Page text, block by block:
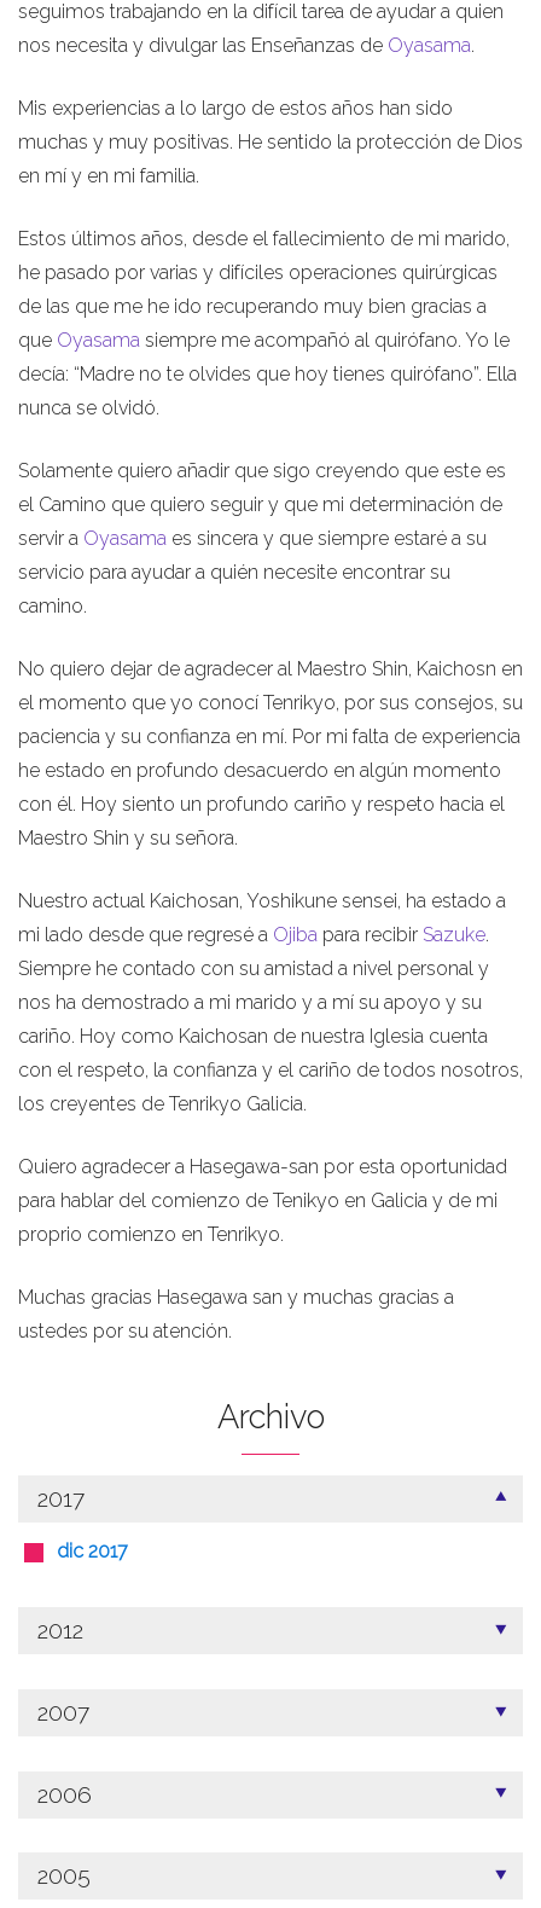
seguimos trabajando en la difícil tarea de ayudar a quien
nos necesita y divulgar las Enseñanzas de Oyasama.
Mis experiencias a lo largo de estos años han sido
muchas y muy positivas. He sentido la protección de Dios
en mí y en mi familia.
Estos últimos años, desde el fallecimiento de mi marido,
he pasado por varias y difíciles operaciones quirúrgicas
de las que me he ido recuperando muy bien gracias a
que Oyasama siempre me acompañó al quirófano. Yo le
decía: “Madre no te olvides que hoy tienes quirófano”. Ella
nunca se olvidó.
Solamente quiero añadir que sigo creyendo que este es
el Camino que quiero seguir y que mi determinación de
servir a Oyasama es sincera y que siempre estaré a su
servicio para ayudar a quién necesite encontrar su
camino.
No quiero dejar de agradecer al Maestro Shin, Kaichosn en
el momento que yo conocí Tenrikyo, por sus consejos, su
paciencia y su confianza en mí. Por mi falta de experiencia
he estado en profundo desacuerdo en algún momento
con él. Hoy siento un profundo cariño y respeto hacia el
Maestro Shin y su señora.
Nuestro actual Kaichosan, Yoshikune sensei, ha estado a
mi lado desde que regresé a Ojiba para recibir Sazuke.
Siempre he contado con su amistad a nivel personal y
nos ha demostrado a mi marido y a mí su apoyo y su
cariño. Hoy como Kaichosan de nuestra Iglesia cuenta
con el respeto, la confianza y el cariño de todos nosotros,
los creyentes de Tenrikyo Galicia.
Quiero agradecer a Hasegawa-san por esta oportunidad
para hablar del comienzo de Tenikyo en Galicia y de mi
proprio comienzo en Tenrikyo.
Muchas gracias Hasegawa san y muchas gracias a
ustedes por su atención.
Archivo
2017
dic 2017
2012
2007
2006
2005